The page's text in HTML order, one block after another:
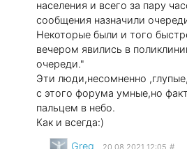
населения и всего за пару
сообщения назначили
Некоторые были и того
вечером явились в
очереди."
Эти люди,несомненно
с этого форума умные,но
пальцем в небо.
Как и всегда:)
Greg 20.08.2021 12:05 #